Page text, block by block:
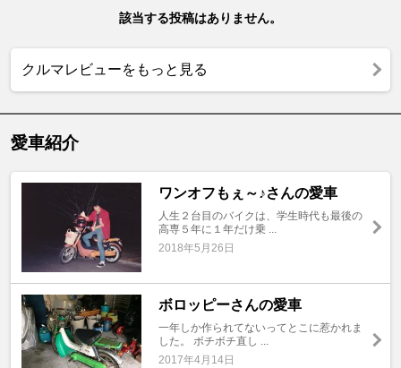
該当する投稿はありません。
クルマレビューをもっと見る
愛車紹介
ワンオフもぇ～♪さんの愛車
人生２台目のバイクは、学生時代も最後の
高専５年に１年だけ乗 ...
2018年5月26日
ボロッピーさんの愛車
一年しか作られてないってとこに惹かれま
した。 ボチボチ直し ...
2017年4月14日